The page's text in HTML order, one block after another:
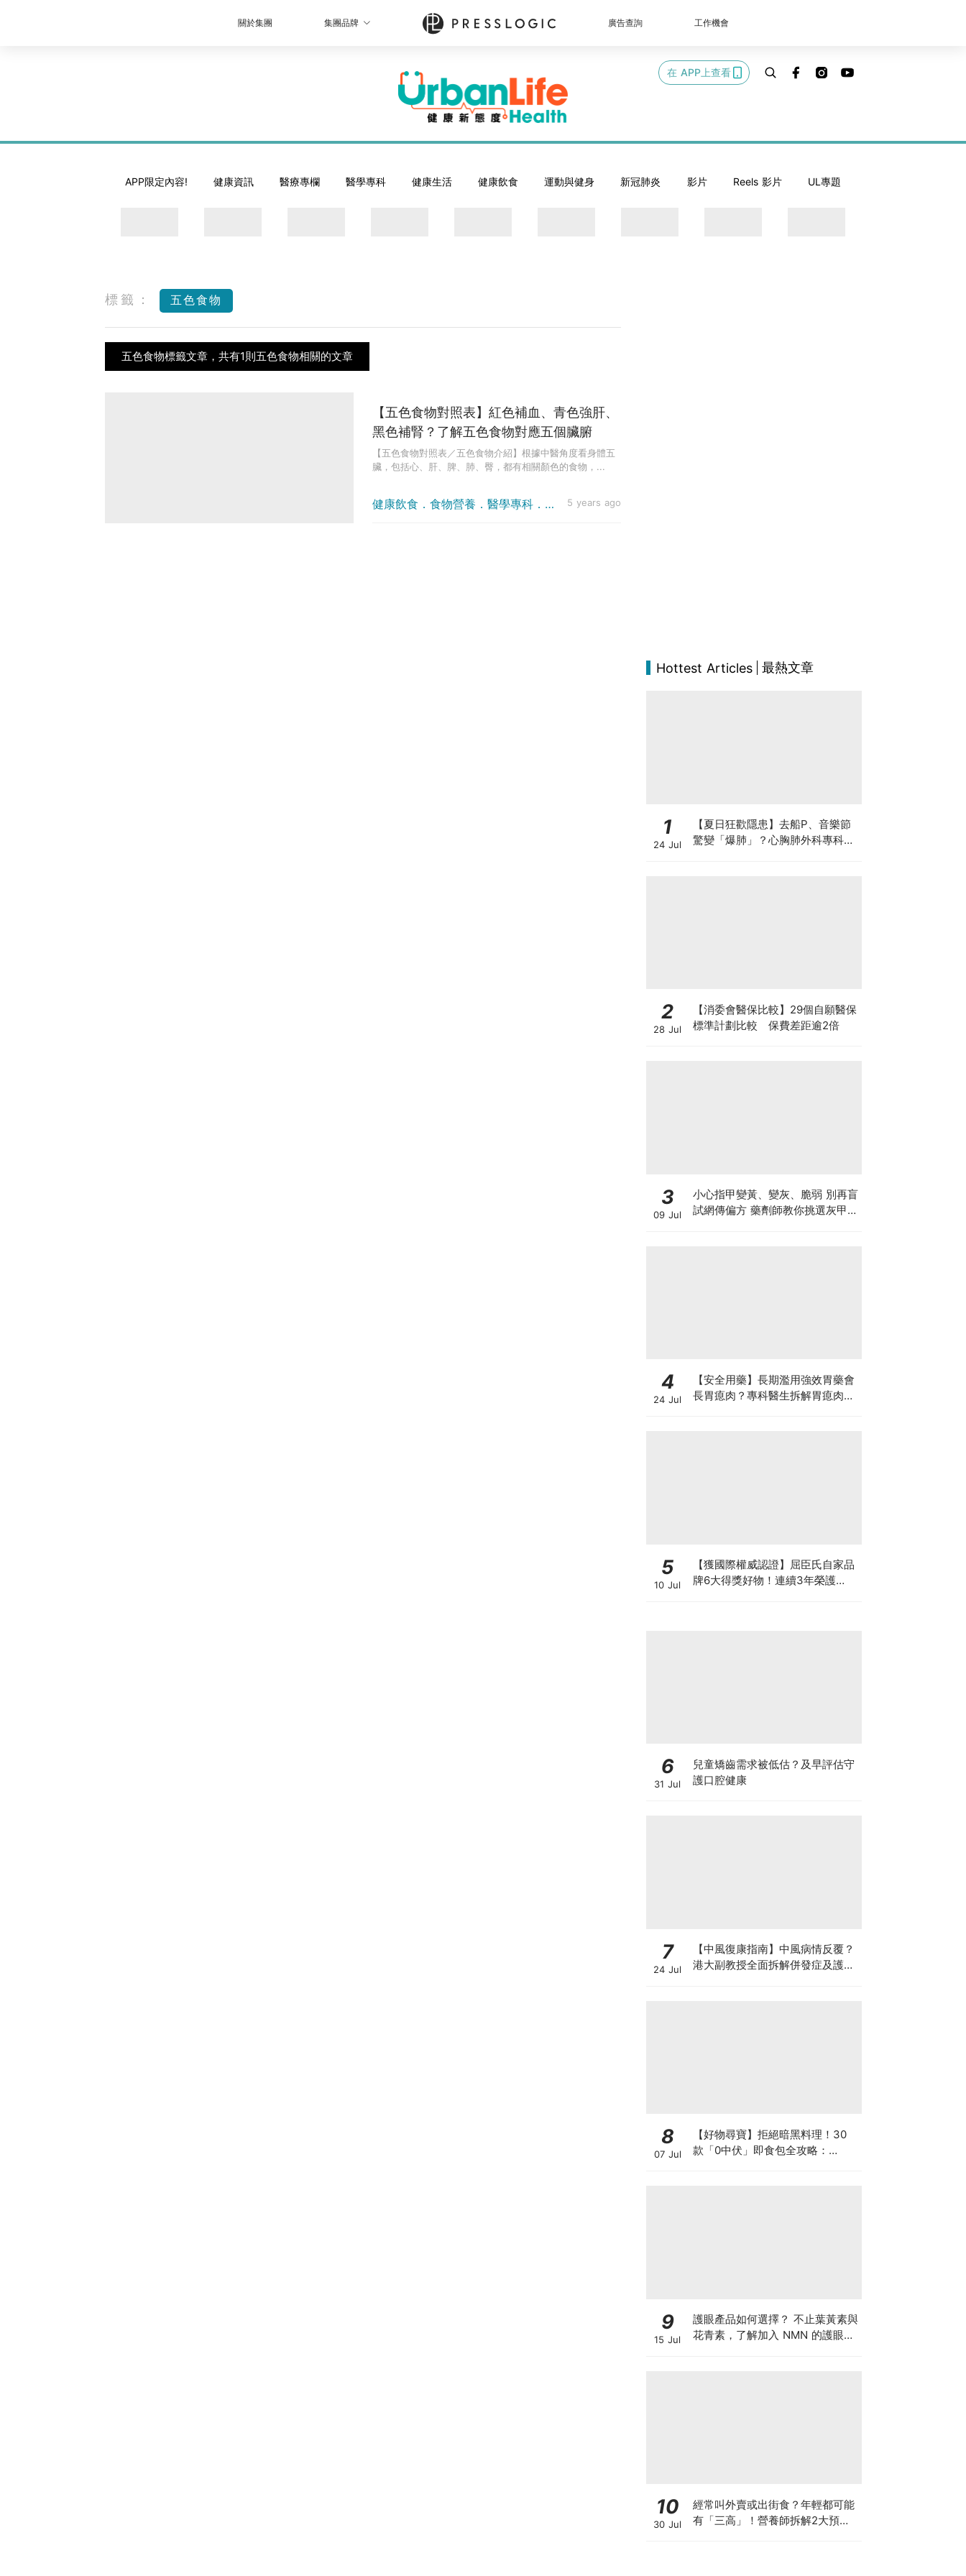
關於集團 集團品牌 廣告查詢 工作機會
在 APP上查看
APP限定內容! 健康資訊 醫療專欄 醫學專科 健康生活 健康飲食 運動與健身 新冠肺炎 影片 Reels 影片 UL專題
標籤： 五色食物
五色食物標籤文章，共有1則五色食物相關的文章
健康飲食．食物營養．醫學專科．中醫 5 years ago
【五色食物對照表】紅色補血、青色強肝、
黑色補腎？了解五色食物對應五個臟腑
【五色食物對照表／五色食物介紹】根據中醫角度看身體五
臟，包括心、肝、脾、肺、臀，都有相關顏色的食物，...
Hottest Articles 最熱文章
1
24 Jul
【夏日狂歡隱患】去船P、音樂節
驚變「爆肺」？心胸肺外科專科醫
2
28 Jul
【消委會醫保比較】29個自願醫保
標準計劃比較 保費差距逾2倍
3
09 Jul
小心指甲變黃、變灰、脆弱 別再盲
試網傳偏方 藥劑師教你挑選灰甲產
4
24 Jul
【安全用藥】長期濫用強效胃藥會
長胃瘜肉？專科醫生拆解胃瘜肉癌
5
10 Jul
【獲國際權威認證】屈臣氏自家品
牌6大得獎好物！連續3年榮護
6
31 Jul
兒童矯齒需求被低估？及早評估守
護口腔健康
7
24 Jul
【中風復康指南】中風病情反覆？
港大副教授全面拆解併發症及護理
8
07 Jul
【好物尋寶】拒絕暗黑料理！30
款「0中伏」即食包全攻略：
9
15 Jul
護眼產品如何選擇？ 不止葉黃素與
花青素，了解加入 NMN 的護眼方
10
30 Jul
經常叫外賣或出街食？年輕都可能
有「三高」！營養師拆解2大預防